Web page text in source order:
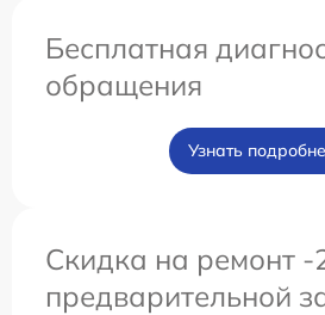
Бесплатная
обращения
Узнать
Скидка на ремонт -
предварительной